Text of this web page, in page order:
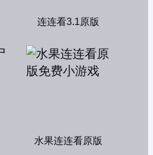
连连看3.1原版
水果连连看原版